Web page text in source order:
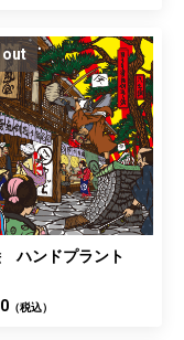
ハンドプラント
（税込）